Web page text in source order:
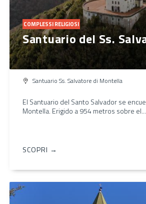
COMPLESSI RELIGIOSI
Santuario del Ss.
Santuario Ss. Salvatore di Montella
El Santuario del Santo Salvador se
Montella. Erigido a 954 metros sobre el...
SCOPRI →